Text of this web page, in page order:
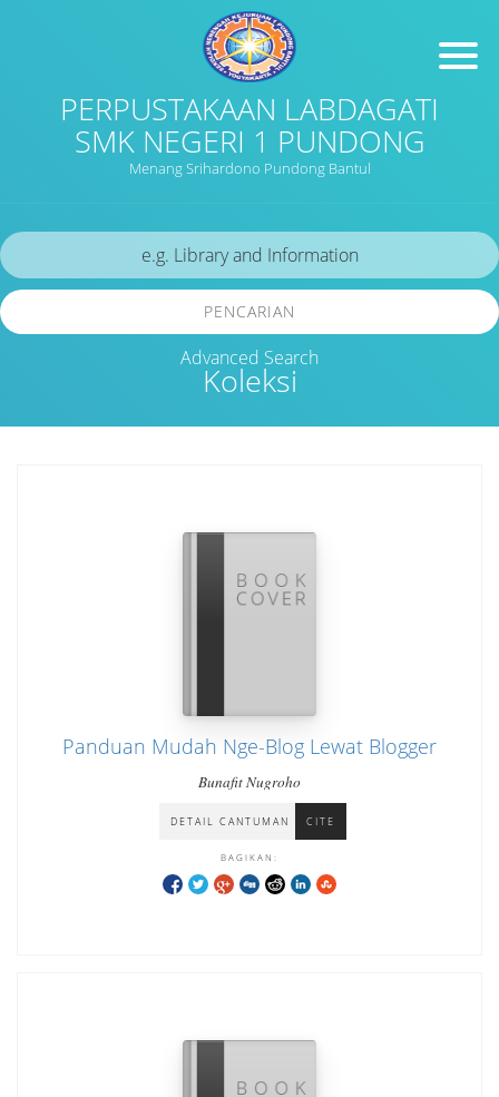
PERPUSTAKAAN LABDAGATI
SMK NEGERI 1 PUNDONG
Menang Srihardono Pundong Bantul
Koleksi
PENCARIAN
Advanced Search
Panduan Mudah Nge-Blog Lewat Blogger
Bunafit Nugroho
DETAIL CANTUMAN CITE
BAGIKAN: